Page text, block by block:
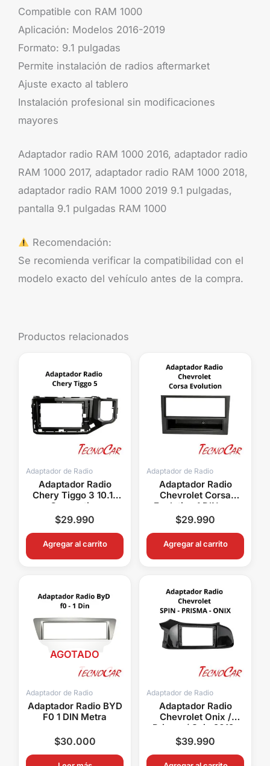
Compatible con RAM 1000
Aplicación: Modelos 2016-2019
Formato: 9.1 pulgadas
Permite instalación de radios aftermarket
Ajuste exacto al tablero
Instalación profesional sin modificaciones
mayores
Adaptador radio RAM 1000 2016, adaptador radio
RAM 1000 2017, adaptador radio RAM 1000 2018,
adaptador radio RAM 1000 2019 9.1 pulgadas,
pantalla 9.1 pulgadas RAM 1000
Recomendación:
Se recomienda verificar la compatibilidad con el
modelo exacto del vehículo antes de la compra.
Productos relacionados
Adaptador de Radio
Adaptador Radio
Chery Tiggo 3 10.1″
Connection
AMCE017T
$29.990
Agregar al carrito
Adaptador de Radio
Adaptador Radio
Chevrolet Corsa
Evolution 1 DIN con
Bandeja Metra ACH11-
1502
$29.990
Agregar al carrito
AGOTADO
Adaptador de Radio
Adaptador Radio BYD
F0 1 DIN Metra
$30.000
Adaptador de Radio
Adaptador Radio
Chevrolet Onix /
Prisma / Spin 2012-
2019 9.1″ Connection
ACH-081N
$39.990